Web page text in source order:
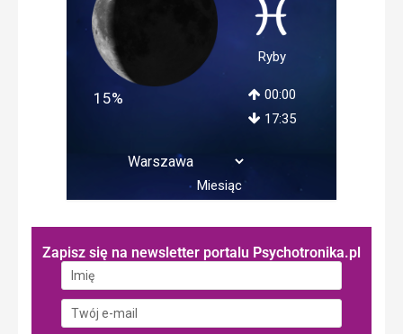
15%
Ryby
00:00
17:35
Miesiąc
Zapisz się na newsletter portalu Psychotronika.pl